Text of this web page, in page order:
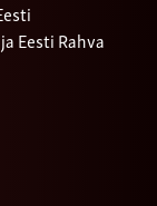
Eesti Rahva